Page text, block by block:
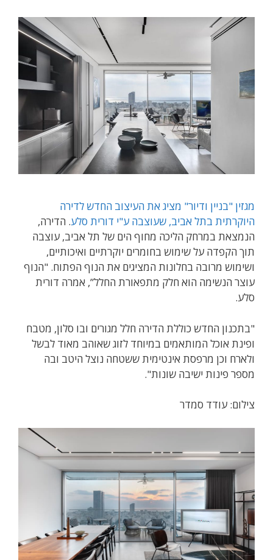
מגזין "בניין ודיור" מציג את העיצוב החדש לדירה
היוקרתית בתל אביב, שעוצבה ע"י דורית סלע. הדירה,
הנמצאת במרחק הליכה מחוף הים של תל אביב, עוצבה
תוך הקפדה על שימוש בחומרים יוקרתיים ואיכותיים,
ושימוש מרובה בחלונות המציגים את הנוף הפתוח. "הנוף
עוצר הנשימה הוא חלק מתפאורת החלל”, אמרה דורית
סלע.
"בתכנון החדש כוללת הדירה חלל מגורים ובו סלון, מטבח
ופינת אוכל המותאמים במיוחד לזוג שאוהב מאוד לבשל
ולארח וכן מרפסת אינטימית ששטחה נוצל היטב ובה
מספר פינות ישיבה שונות".
צילום: עודד סמדר